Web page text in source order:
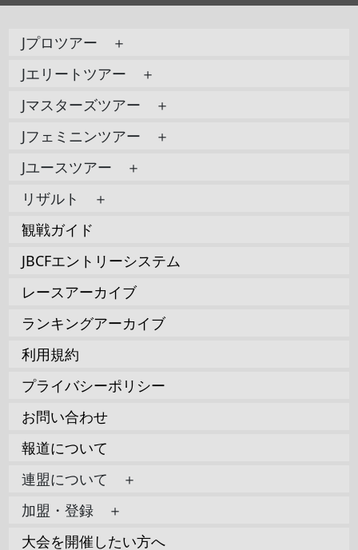
Jプロツアー ＋
Jエリートツアー ＋
Jマスターズツアー ＋
Jフェミニンツアー ＋
Jユースツアー ＋
リザルト ＋
観戦ガイド
JBCFエントリーシステム
レースアーカイブ
ランキングアーカイブ
利用規約
プライバシーポリシー
お問い合わせ
報道について
連盟について ＋
加盟・登録 ＋
大会を開催したい方へ